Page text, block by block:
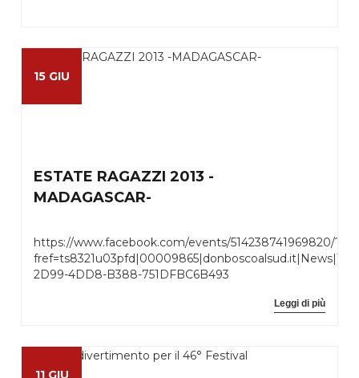
15 GIU
ESTATE RAGAZZI 2013 -
MADAGASCAR-
https://www.facebook.com/events/514238741969820/?
2D99-4DD8-B388-751DFBC6B493
Leggi di più
11 GIU